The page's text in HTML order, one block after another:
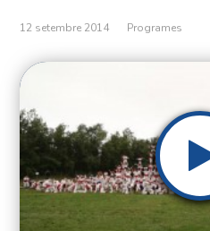
12 setembre 2014 Programes